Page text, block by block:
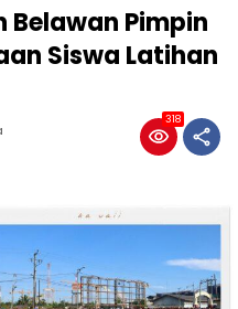
Belawan Pimpin
Siswa Latihan
318